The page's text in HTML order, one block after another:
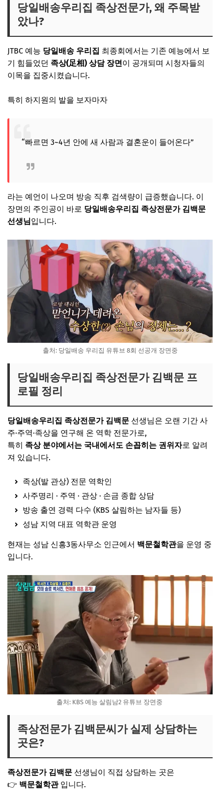
당일배송우리집 족상전문가, 왜 주목받
았나?
JTBC 예능 당일배송 우리집 최종회에서는 기존 예능에서 보
기 힘들었던 족상(足相) 상담 장면이 공개되며 시청자들의
이목을 집중시켰습니다.
특히 하지원의 발을 보자마자
“빠르면 3~4년 안에 새 사람과 결혼운이 들어온다”
라는 예언이 나오며 방송 직후 검색량이 급증했습니다. 이
장면의 주인공이 바로 당일배송우리집 족상전문가 김백문
선생님입니다.
출처: 당일배송 우리집 유튜브 8회 선공개 장면중
당일배송우리집 족상전문가 김백문 프
로필 정리
당일배송우리집 족상전문가 김백문 선생님은 오랜 기간 사
주·주역·족상을 연구해 온 역학 전문가로,
특히 족상 분야에서는 국내에서도 손꼽히는 권위자로 알려
져 있습니다.
족상(발 관상) 전문 역학인
사주명리 · 주역 · 관상 · 손금 종합 상담
방송 출연 경력 다수 (KBS 살림하는 남자들 등)
성남 지역 대표 역학관 운영
현재는 성남 신흥3동사무소 인근에서 백문철학관을 운영 중
입니다.
출처: KBS 예능 살림남2 유튜브 장면중
족상전문가 김백문씨가 실제 상담하는
곳은?
족상전문가 김백문 선생님이 직접 상담하는 곳은
👉 백문철학관입니다.